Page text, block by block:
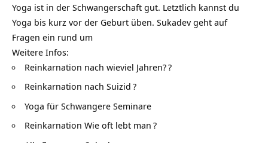
Yoga ist in der Schwangerschaft gut. Letztlich kannst du
Yoga bis kurz vor der Geburt üben. Sukadev geht auf
Fragen ein rund um
Weitere Infos:
Reinkarnation nach wieviel Jahren??
Reinkarnation nach Suizid ?
Yoga für Schwangere Seminare
Reinkarnation Wie oft lebt man ?